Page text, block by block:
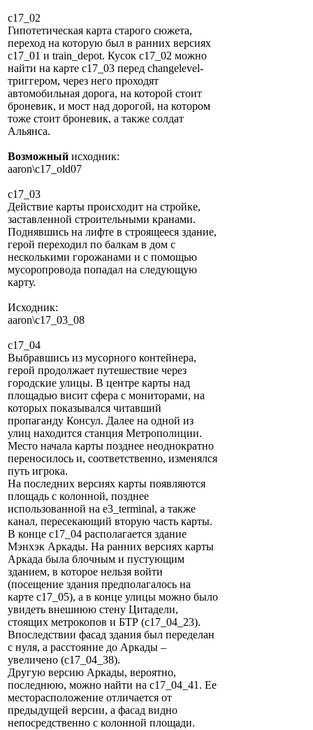
c17_02
Гипотетическая карта старого сюжета,
переход на которую был в ранних версиях
c17_01 и train_depot. Кусок c17_02 можно
найти на карте c17_03 перед changelevel-
триггером, через него проходят
автомобильная дорога, на которой стоит
броневик, и мост над дорогой, на котором
тоже стоит броневик, а также солдат
Альянса.
Возможный исходник:
aaron\c17_old07
c17_03
Действие карты происходит на стройке,
заставленной строительными кранами.
Поднявшись на лифте в строящееся здание,
герой переходил по балкам в дом с
несколькими горожанами и с помощью
мусоропровода попадал на следующую
карту.
Исходник:
aaron\c17_03_08
c17_04
Выбравшись из мусорного контейнера,
герой продолжает путешествие через
городские улицы. В центре карты над
площадью висит сфера с мониторами, на
которых показывался читавший
пропаганду Консул. Далее на одной из
улиц находится станция Метрополиции.
Место начала карты позднее неоднократно
переносилось и, соответственно, изменялся
путь игрока.
На последних версиях карты появляются
площадь с колонной, позднее
использованной на e3_terminal, а также
канал, пересекающий вторую часть карты.
В конце c17_04 располагается здание
Мэнхэк Аркады. На ранних версиях карты
Аркада была блочным и пустующим
зданием, в которое нельзя войти
(посещение здания предполагалось на
карте c17_05), а в конце улицы можно было
увидеть внешнюю стену Цитадели,
стоящих метрокопов и БТР (c17_04_23).
Впоследствии фасад здания был переделан
с нуля, а расстояние до Аркады –
увеличено (c17_04_38).
Другую версию Аркады, вероятно,
последнюю, можно найти на c17_04_41. Ее
месторасположение отличается от
предыдущей версии, а фасад видно
непосредственно с колонной площади.